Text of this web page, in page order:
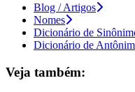
Blog / Artigos
Nomes
Dicionário de
Dicionário de
Veja também: